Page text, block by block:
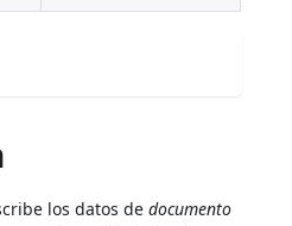
los datos dedocumento